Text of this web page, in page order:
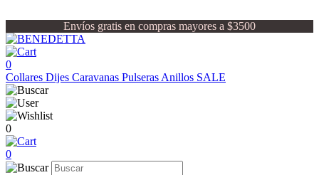
Envíos gratis en compras mayores a $3500
0
Collares Dijes Caravanas Pulseras Anillos SALE
0
0